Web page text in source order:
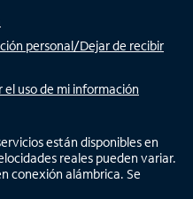
personal/Dejar de recibir
uso de mi información
están disponibles en
reales pueden variar.
conexión alámbrica. Se